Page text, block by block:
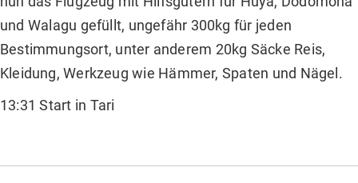
und Walagu gefüllt, ungefähr 300kg für jeden
Bestimmungsort, unter anderem 20kg Säcke Reis,
Kleidung, Werkzeug wie Hämmer, Spaten und Nägel.
13:31 Start in Tari